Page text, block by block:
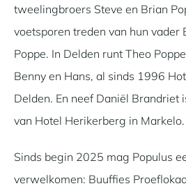
tweelingbroers Steve en Brian
voetsporen treden van hun vader
Poppe. In Delden runt Theo
Benny en Hans, al sinds 1996
Delden. En neef Daniël
van Hotel Herikerberg in Markelo.
Sinds begin 2025 mag Populus
verwelkomen: Buuffies